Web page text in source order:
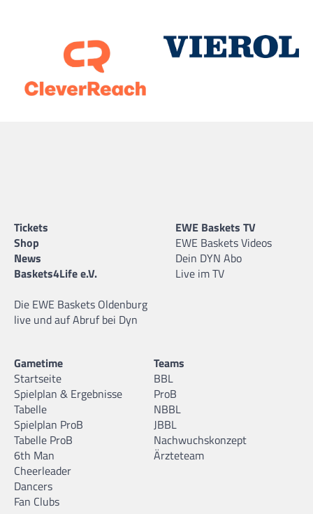
Tickets
Shop
News
Baskets4Life e.V.
Die EWE Baskets Oldenburg
live und auf Abruf bei Dyn
EWE Baskets TV
EWE Baskets Videos
Dein DYN Abo
Live im TV
Gametime
Startseite
Spielplan & Ergebnisse
Tabelle
Spielplan ProB
Tabelle ProB
6th Man
Cheerleader
Dancers
Fan Clubs
Teams
BBL
ProB
NBBL
JBBL
Nachwuchskonzept
Ärzteteam